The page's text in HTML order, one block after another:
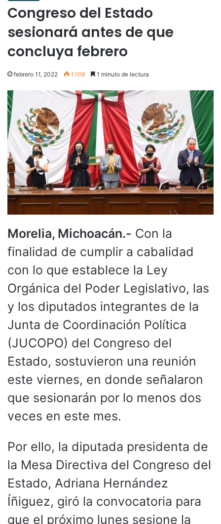
Congreso del Estado
sesionará antes de que
concluya febrero
febrero 11, 2022 1.109 1 minuto de lectura
Morelia, Michoacán.- Con la
finalidad de cumplir a cabalidad
con lo que establece la Ley
Orgánica del Poder Legislativo, las
y los diputados integrantes de la
Junta de Coordinación Política
(JUCOPO) del Congreso del
Estado, sostuvieron una reunión
este viernes, en donde señalaron
que sesionarán por lo menos dos
veces en este mes.
Por ello, la diputada presidenta de
la Mesa Directiva del Congreso del
Estado, Adriana Hernández
Íñiguez, giró la convocatoria para
que el próximo lunes sesione la